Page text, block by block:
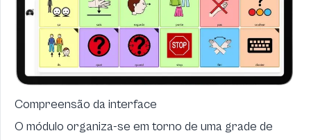
Compreensão da interface
O módulo organiza-se em torno de uma grade de